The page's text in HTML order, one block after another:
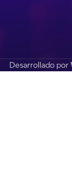
Desarrollado por